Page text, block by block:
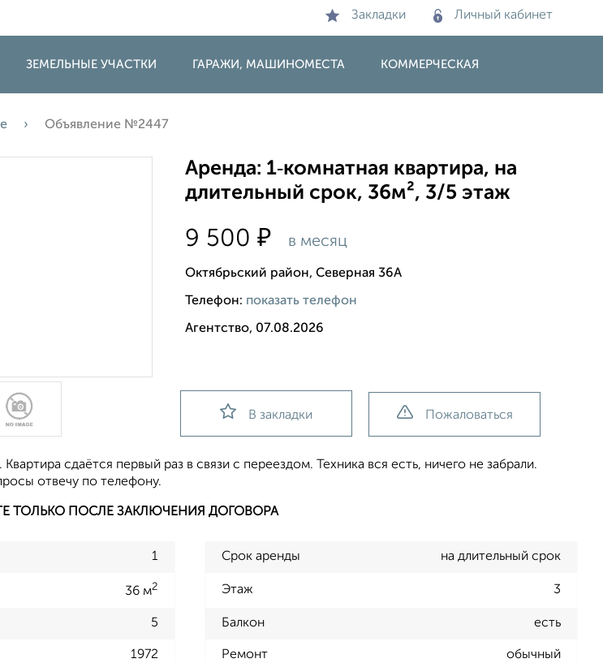
Закладки Личный кабинет
ЗЕМЕЛЬНЫЕ УЧАСТКИ ГАРАЖИ, МАШИНОМЕСТА КОММЕРЧЕСКАЯ
Объявление №2447
Аренда: 1‑комнатная квартира, на
длительный срок, 36м², 3/5 этаж
9 500₽ в месяц
Октябрьский район, Северная 36А
Телефон: показать телефон
Агентство, 07.08.2026
В закладки Пожаловаться
сдаётся первый раз в связи с переездом. Техника вся есть, ничего не забрали.
отвечу по телефону.
ТОЛЬКО ПОСЛЕ ЗАКЛЮЧЕНИЯ ДОГОВОРА
1 Срок аренды на длительный срок
36 м2 Этаж 3
5 Балкон есть
1972 Ремонт обычный